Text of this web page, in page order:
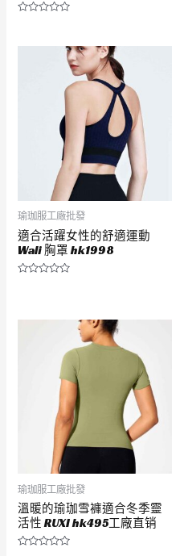
瑜珈服工廠批發
適合活躍女性的舒適運動
Wali 胸罩 hk1998
分
瑜珈服工廠批發
溫暖的瑜珈雪褲適合冬季靈
活性 RUXI hk495工廠直销